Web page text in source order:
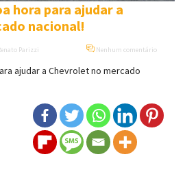
hora para ajudar a
nacional!
Parizzi Nenhum comentário
ajudar a Chevrolet no mercado